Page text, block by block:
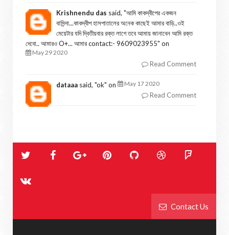
Krishnendu das said, "আমি কাকদ্বীপের একজন
বাসিন্দা...কাকদ্বীপ হাসপাতালের অনেক কাছেই আমার বাড়ি..ওই
মেয়েটার যদি দ্বিতীয়বার রক্ত লাগে তবে আমায় জানাবেন আমি রক্ত
দেবো.. আমারও O+... আমার contact:- 9609023955" on
May 29 2020
Read Comment
dataaa said, "ok" on May 17 2020
Read Comment
Contact Us